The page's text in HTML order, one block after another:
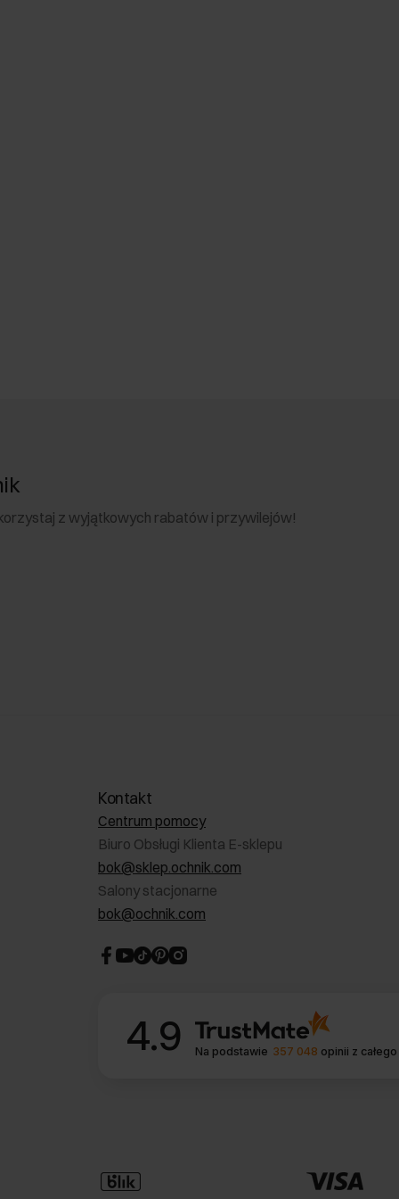
z wyjątkowych rabatów i przywilejów!
Kontakt
Centrum pomocy
Biuro Obsługi Klienta E-sklepu
bok@sklep.ochnik.com
Salony stacjonarne
bok@ochnik.com
4.9 Na podstawie 357 048 opinii z